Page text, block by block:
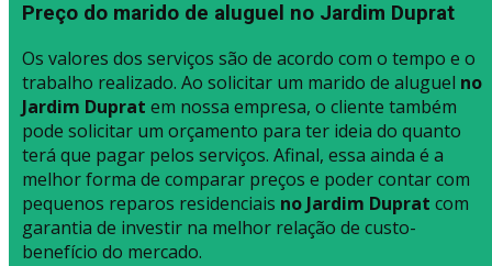
Preço do marido de aluguel no Jardim Duprat
Os valores dos serviços são de acordo com o tempo e o
trabalho realizado. Ao solicitar um marido de aluguel no
Jardim Duprat em nossa empresa, o cliente também
pode solicitar um orçamento para ter ideia do quanto
terá que pagar pelos serviços. Afinal, essa ainda é a
melhor forma de comparar preços e poder contar com
pequenos reparos residenciais no Jardim Duprat com
garantia de investir na melhor relação de custo-
benefício do mercado.